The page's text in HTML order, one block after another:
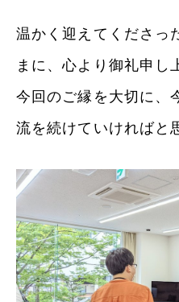
温かく迎えてくださっ
まに、心より御礼申し
今回のご縁を大切に、
流を続けていければと